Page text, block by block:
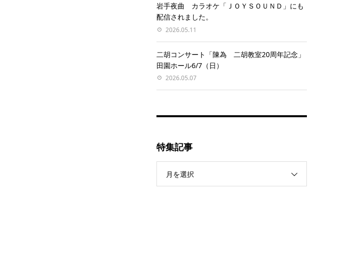
岩手夜曲 カラオケ「ＪＯＹＳＯＵＮＤ」にも
配信されました。
2026.05.11
二胡コンサート「陳為 二胡教室20周年記念」
田園ホール6/7（日）
2026.05.07
特集記事
月を選択